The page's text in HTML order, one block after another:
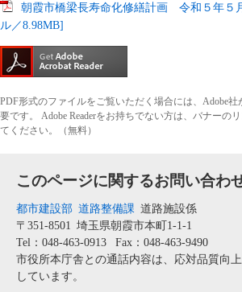
朝霞市橋梁長寿命化修繕計画 令和５年５
ル／8.98MB]
PDF形式のファイルをご覧いただく場合には、Adobe社
要です。
Adobe Readerをお持ちでない方は、バナーの
てください。（無料）
このページに関するお問い合わ
都市建設部 道路整備課 道路施設係
〒351-8501 埼玉県朝霞市本町1-1-1
Tel：048-463-0913
Fax：048-463-9490
市役所本庁舎との通話内容は、応対品質向
しています。